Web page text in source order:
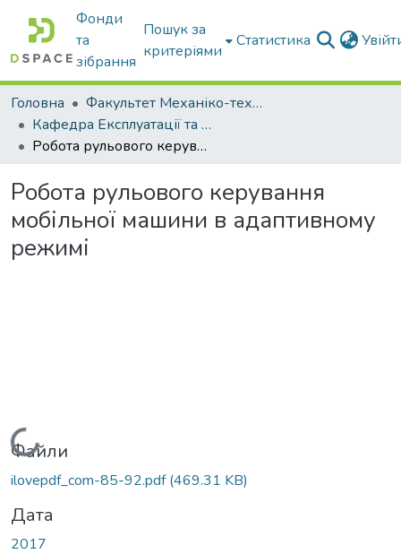
Фонди
та
зібрання
Пошук за
критеріями
Статистика
Головна
Факультет Механіко-технологічний
Кафедра Експлуатації та технічного сервісу машин
Робота рульового керування мобільної машини в адаптивному режимі
Робота рульового керування
мобільної машини в адаптивному
режимі
Вантажиться...
Файли
ilovepdf_com-85-92.pdf(469.31 KB)
Дата
2017